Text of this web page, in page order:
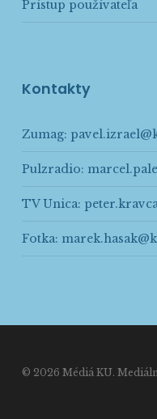
Prístup používateľa
Kontakty
Zumag:
Pulzradio:
TV Unica:
Fotka:
© 2026 Médiá KU.